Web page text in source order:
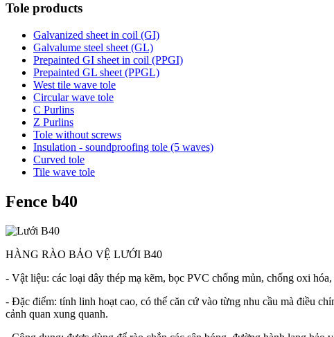
Tole products
Galvanized sheet in coil (GI)
Galvalume steel sheet (GL)
Prepainted GI sheet in coil (PPGI)
Prepainted GL sheet (PPGL)
West tile wave tole
Circular wave tole
C Purlins
Z Purlins
Tole without screws
Insulation - soundproofing tole (5 waves)
Curved tole
Tile wave tole
Fence b40
HÀNG RÀO BẢO VỆ LƯỚI B40
- Vật liệu: các loại dây thép mạ kẽm, bọc PVC chống mủn, chống oxi
- Đặc điểm: tính linh hoạt cao, có thể căn cứ vào từng nhu cầu mà điều
cảnh quan xung quanh.